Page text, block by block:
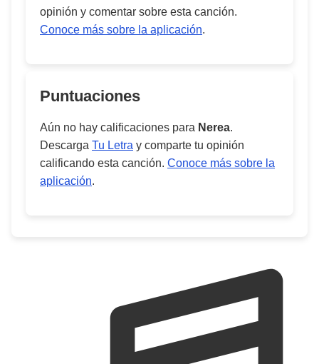
opinión y comentar sobre esta canción.
Conoce más sobre la aplicación.
Puntuaciones
Aún no hay calificaciones para Nerea.
Descarga Tu Letra y comparte tu opinión
calificando esta canción. Conoce más sobre la
aplicación.